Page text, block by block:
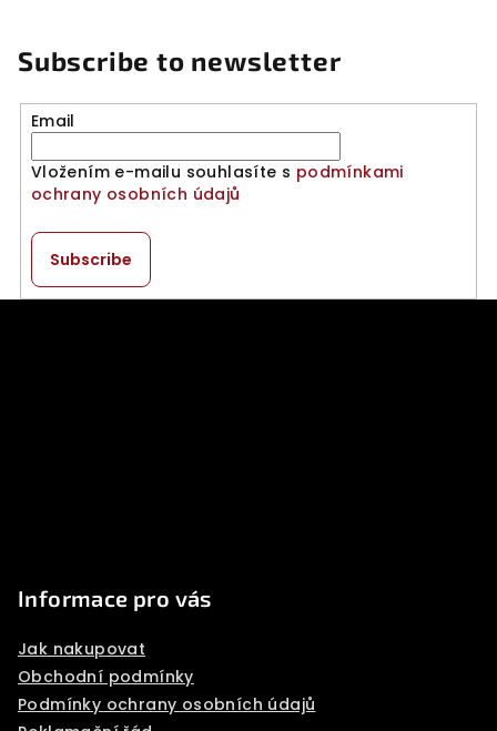
Subscribe to newsletter
Email
Vložením e-mailu souhlasíte s podmínkami
ochrany osobních údajů
Subscribe
Informace pro vás
Jak nakupovat
Obchodní podmínky
Podmínky ochrany osobních údajů